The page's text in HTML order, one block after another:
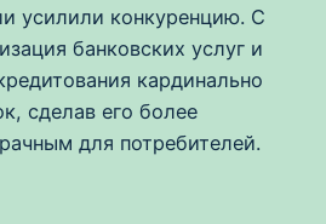
усилили конкуренцию. С
банковских услуг и
кардинально
сделав его более
для потребителей.